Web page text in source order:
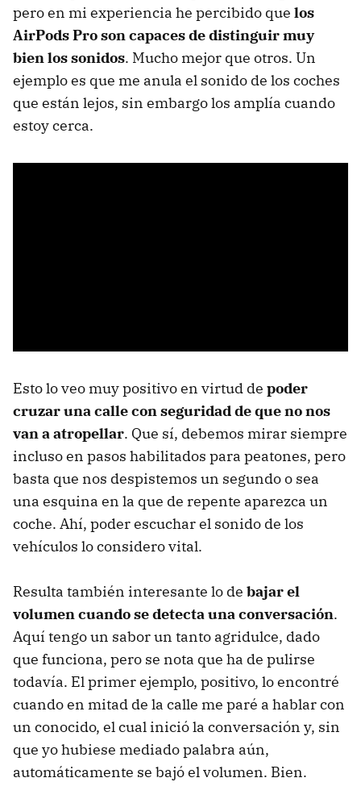
pero en mi experiencia he percibido que los
AirPods Pro son capaces de distinguir muy
bien los sonidos. Mucho mejor que otros. Un
ejemplo es que me anula el sonido de los coches
que están lejos, sin embargo los amplía cuando
estoy cerca.
Esto lo veo muy positivo en virtud de poder
cruzar una calle con seguridad de que no nos
van a atropellar. Que sí, debemos mirar siempre
incluso en pasos habilitados para peatones, pero
basta que nos despistemos un segundo o sea
una esquina en la que de repente aparezca un
coche. Ahí, poder escuchar el sonido de los
vehículos lo considero vital.
Resulta también interesante lo de bajar el
volumen cuando se detecta una conversación.
Aquí tengo un sabor un tanto agridulce, dado
que funciona, pero se nota que ha de pulirse
todavía. El primer ejemplo, positivo, lo encontré
cuando en mitad de la calle me paré a hablar con
un conocido, el cual inició la conversación y, sin
que yo hubiese mediado palabra aún,
automáticamente se bajó el volumen. Bien.